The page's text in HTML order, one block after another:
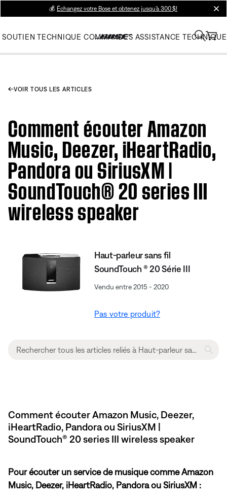
💰 Échangez votre Bose et obtenez jusqu’à 300 $!
SOUTIEN TECHNIQUE COMMANDES ASSISTANCE TECHNIQUE
VOIR TOUS LES ARTICLES
Comment écouter Amazon
Music, Deezer, iHeartRadio,
Pandora ou SiriusXM |
SoundTouch® 20 series III
wireless speaker
Haut-parleur sans fil
SoundTouch ® 20 Série III
Vendu entre 2015 - 2020
Pas votre produit?
Comment écouter Amazon Music, Deezer,
iHeartRadio, Pandora ou SiriusXM |
SoundTouch® 20 series III wireless speaker
Pour écouter un service de musique comme Amazon
Music, Deezer, iHeartRadio, Pandora ou SiriusXM :